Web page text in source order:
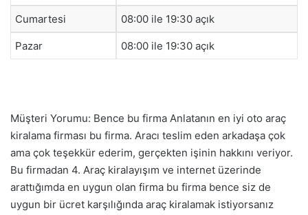
Cumartesi 08:00 ile 19:30 açık
Pazar 08:00 ile 19:30 açık
Müşteri Yorumu: Bence bu firma Anlatanın en iyi oto araç
kiralama firması bu firma. Aracı teslim eden arkadaşa çok
ama çok teşekkür ederim, gerçekten işinin hakkını veriyor.
Bu firmadan 4. Araç kiralayışım ve internet üzerinde
arattığımda en uygun olan firma bu firma bence siz de
uygun bir ücret karşılığında araç kiralamak istiyorsanız